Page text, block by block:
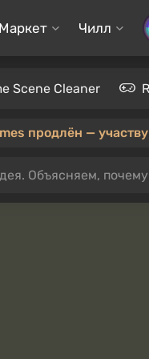
Маркет Чилл
Scene Cleaner
продлён —
Объясняем, почему